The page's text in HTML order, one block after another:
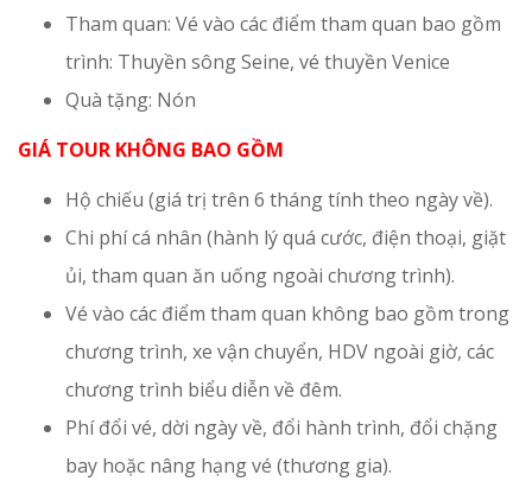
Tham quan: Vé vào các điểm tham quan bao gồm
trình: Thuyền sông Seine, vé thuyền Venice
Quà tặng: Nón
GIÁ TOUR KHÔNG BAO GỒM
Hộ chiếu (giá trị trên 6 tháng tính theo ngày về).
Chi phí cá nhân (hành lý quá cước, điện thoại, giặt
ủi, tham quan ăn uống ngoài chương trình).
Vé vào các điểm tham quan không bao gồm trong
chương trình, xe vận chuyển, HDV ngoài giờ, các
chương trình biểu diễn về đêm.
Phí đổi vé, dời ngày về, đổi hành trình, đổi chặng
bay hoặc nâng hạng vé (thương gia).